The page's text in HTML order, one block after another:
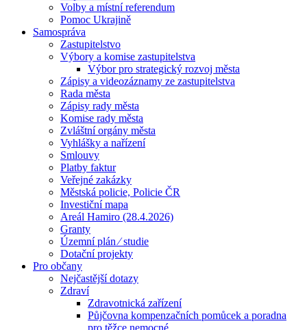
Volby a místní referendum
Pomoc Ukrajině
Samospráva
Zastupitelstvo
Výbory a komise zastupitelstva
Výbor pro strategický rozvoj města
Zápisy a videozáznamy ze zastupitelstva
Rada města
Zápisy rady města
Komise rady města
Zvláštní orgány města
Vyhlášky a nařízení
Smlouvy
Platby faktur
Veřejné zakázky
Městská policie, Policie ČR
Investiční mapa
Areál Hamiro (28.4.2026)
Granty
Územní plán ⁄ studie
Dotační projekty
Pro občany
Nejčastější dotazy
Zdraví
Zdravotnická zařízení
Půjčovna kompenzačních pomůcek a poradna
pro těžce nemocné